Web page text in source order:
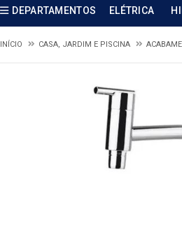
DEPARTAMENTOS ELÉTRICA
INÍCIO CASA, JARDIM E PISCINA